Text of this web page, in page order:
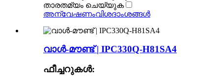
താരതമ്യം ചെയ്യുക
അന്വേഷണംവിശദാംശങ്ങൾ
വാൾ-മൗണ്ട് | IPC330Q-H81SA4
ഫീച്ചറുകൾ: